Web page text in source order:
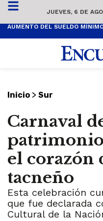
JUEVES, 6 DE
Inicio > Sur
Carnaval
el corazón
tacneño
Esta celebración
que fue declarada
Cultural de la